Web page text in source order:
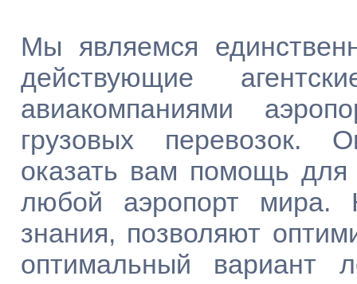
Мы являемся
действующие
авиакомпаниями
грузовых перевозок.
оказать вам помощь для
любой аэропорт мира.
знания, позволяют
оптимальный вариант